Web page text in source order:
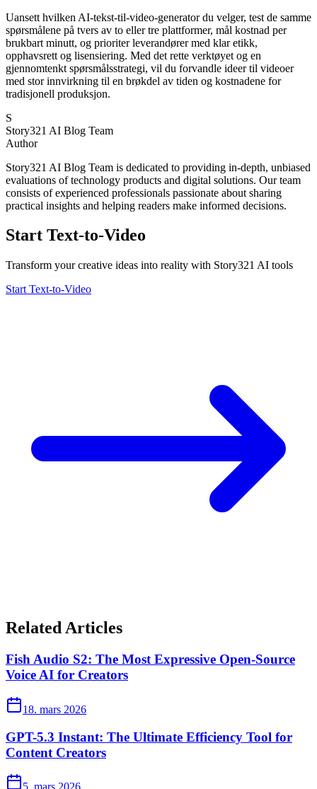
Uansett hvilken AI-tekst-til-video-generator du velger, test de samme
spørsmålene på tvers av to eller tre plattformer, mål kostnad per
brukbart minutt, og prioriter leverandører med klar etikk,
opphavsrett og lisensiering. Med det rette verktøyet og en
gjennomtenkt spørsmålsstrategi, vil du forvandle ideer til videoer
med stor innvirkning til en brøkdel av tiden og kostnadene for
tradisjonell produksjon.
S
Story321 AI Blog Team
Author
Story321 AI Blog Team is dedicated to providing in-depth, unbiased
evaluations of technology products and digital solutions. Our team
consists of experienced professionals passionate about sharing
practical insights and helping readers make informed decisions.
Start Text-to-Video
Transform your creative ideas into reality with Story321 AI tools
Start Text-to-Video
Related Articles
Fish Audio S2: The Most Expressive Open-Source
Voice AI for Creators
18. mars 2026
GPT-5.3 Instant: The Ultimate Efficiency Tool for
Content Creators